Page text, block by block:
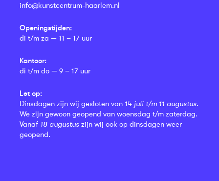
info@kunstcentrum-haarlem.nl
Openingstijden:
di t/m za — 11 – 17 uur
Kantoor:
di t/m do — 9 – 17 uur
Let op:
Dinsdagen zijn wij gesloten van 14 juli t/m 11 augustus.
We zijn gewoon geopend van woensdag t/m zaterdag.
Vanaf 18 augustus zijn wij ook op dinsdagen weer
geopend.